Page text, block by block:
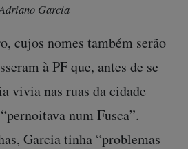
Garcia
cujos nomes também serão
à PF que, antes de se
vivia nas ruas da cidade
num Fusca”.
Garcia tinha “problemas